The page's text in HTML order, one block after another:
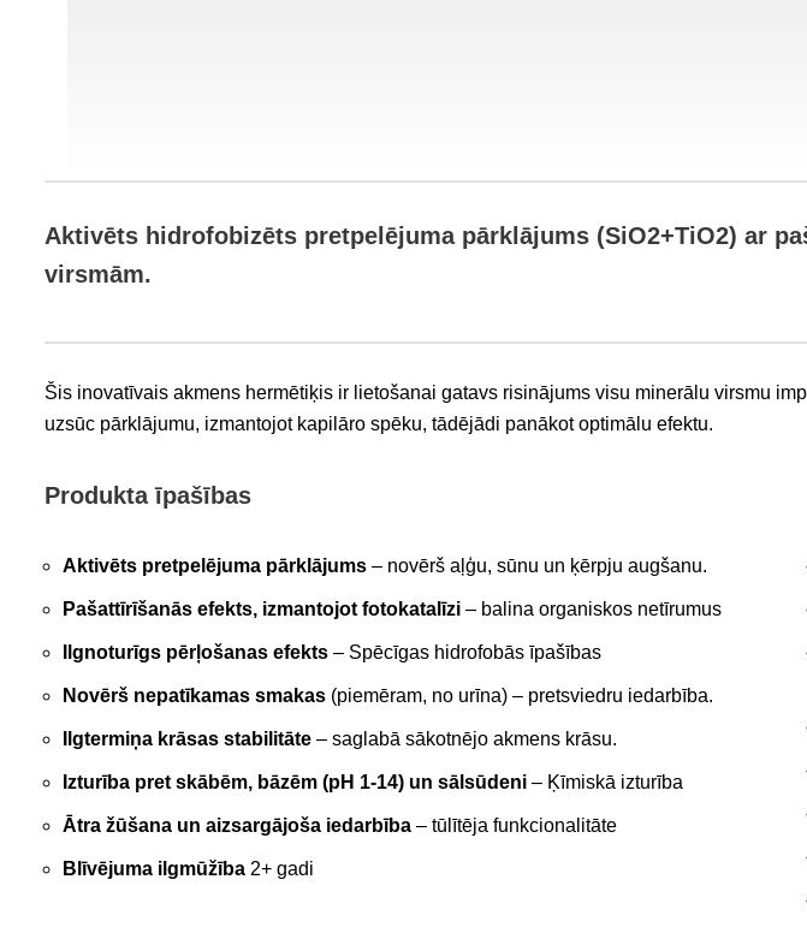
Aktivēts hidrofobizēts pretpelējuma pārklājums (SiO2+TiO2) ar
virsmām.
Šis inovatīvais akmens hermētiķis ir lietošanai gatavs risinājums visu minerālu virsmu
uzsūc pārklājumu, izmantojot kapilāro spēku, tādējādi panākot optimālu efektu.
Produkta īpašības
Aktivēts pretpelējuma pārklājums – novērš aļģu, sūnu un ķērpju augšanu.
Pašattīrīšanās efekts, izmantojot fotokatalīzi – balina organiskos netīrumus
Ilgnoturīgs pērļošanas efekts – Spēcīgas hidrofobās īpašības
Novērš nepatīkamas smakas (piemēram, no urīna) – pretsviedru iedarbība.
Ilgtermiņa krāsas stabilitāte – saglabā sākotnējo akmens krāsu.
Izturība pret skābēm, bāzēm (pH 1-14) un sālsūdeni – Ķīmiskā izturība
Ātra žūšana un aizsargājoša iedarbība – tūlītēja funkcionalitāte
Blīvējuma ilgmūžība 2+ gadi